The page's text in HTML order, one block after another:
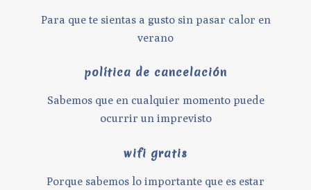
Para que te sientas a gusto sin pasar calor en
verano
política de cancelación
Sabemos que en cualquier momento puede
ocurrir un imprevisto
wifi gratis
Porque sabemos lo importante que es estar